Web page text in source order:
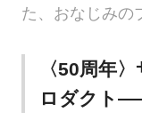
た、おなじみの
〈50周年
ロダクト